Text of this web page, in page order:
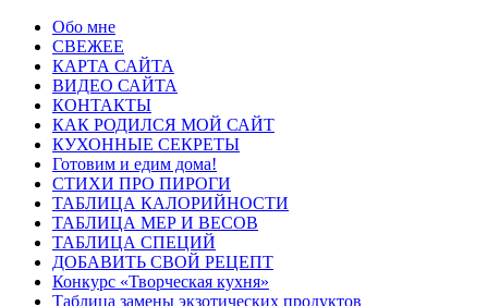
Обо мне
СВЕЖЕЕ
КАРТА САЙТА
ВИДЕО САЙТА
КОНТАКТЫ
КАК РОДИЛСЯ МОЙ САЙТ
КУХОННЫЕ СЕКРЕТЫ
Готовим и едим дома!
СТИХИ ПРО ПИРОГИ
ТАБЛИЦА КАЛОРИЙНОСТИ
ТАБЛИЦА МЕР И ВЕСОВ
ТАБЛИЦА СПЕЦИЙ
ДОБАВИТЬ СВОЙ РЕЦЕПТ
Конкурс «Творческая кухня»
Таблица замены экзотических продуктов